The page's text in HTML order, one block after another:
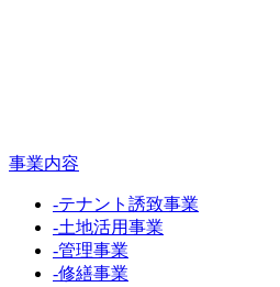
事業内容
-テナント誘致事業
-土地活用事業
-管理事業
-修繕事業